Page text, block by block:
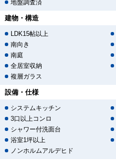
地盤調査済
建物・構造
LDK15帖以上
南向き
南庭
全居室収納
複層ガラス
設備・仕様
システムキッチン
3口以上コンロ
シャワー付洗面台
浴室1坪以上
ノンホルムアルデヒド